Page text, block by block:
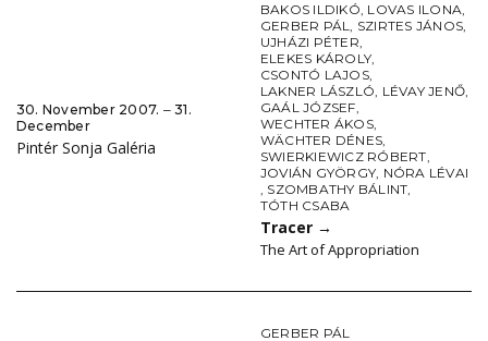
30. November 2007. ‒ 31.
December
Pintér Sonja Galéria
BAKOS ILDIKÓ, LOVAS ILONA,
GERBER PÁL, SZIRTES JÁNOS,
UJHÁZI PÉTER,
ELEKES KÁROLY,
CSONTÓ LAJOS,
LAKNER LÁSZLÓ, LÉVAY JENŐ,
GAÁL JÓZSEF,
WECHTER ÁKOS,
WÄCHTER DÉNES,
SWIERKIEWICZ RÓBERT,
JOVIÁN GYÖRGY, NÓRA LÉVAI
, SZOMBATHY BÁLINT,
TÓTH CSABA
Tracer →
The Art of Appropriation
GERBER PÁL